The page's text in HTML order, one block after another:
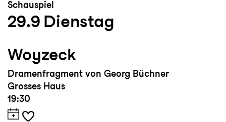
Schauspiel
29.9 Dienstag
Woyzeck
Dramenfragment von Georg Büchner
Grosses Haus
19:30